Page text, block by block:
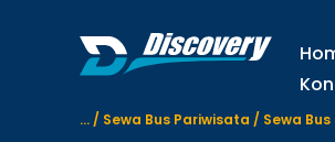
... / Sewa Bus Pariwisata / Sewa